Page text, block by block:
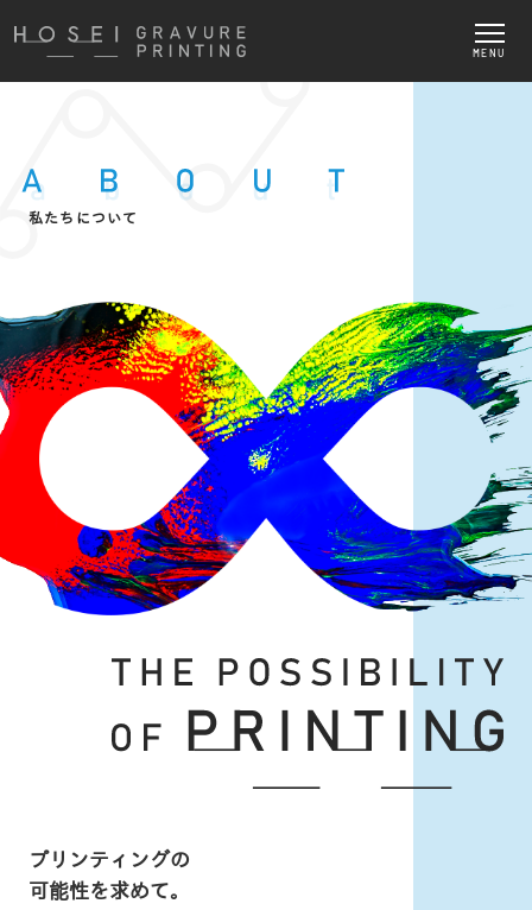
MENU
私たちについて
プリンティングの
可能性を求めて。